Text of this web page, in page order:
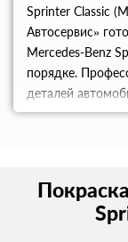
Sprinter Classic
Автосервис»
Mercedes-Benz
порядке.
деталей
необходимой
Москве -